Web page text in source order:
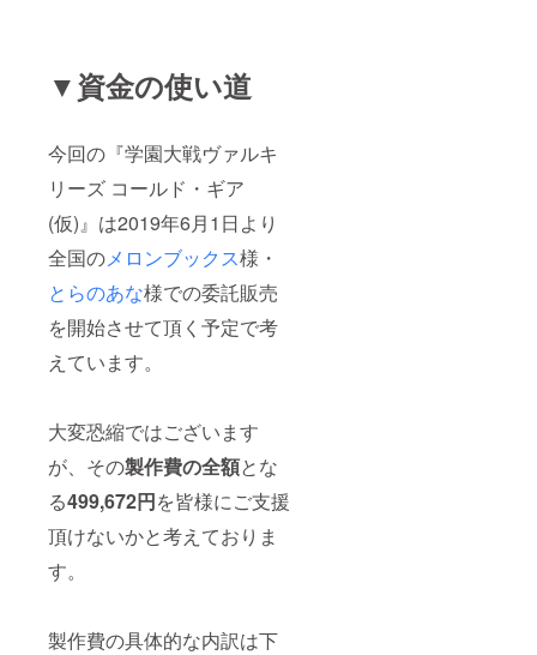
▼資金の使い道
今回の『学園大戦ヴァルキ
リーズ コールド・ギア
(仮)』は2019年6月1日より
全国のメロンブックス様・
とらのあな様での委託販売
を開始させて頂く予定で考
えています。
大変恐縮ではございます
が、その製作費の全額とな
る499,672円を皆様にご支援
頂けないかと考えておりま
す。
製作費の具体的な内訳は下